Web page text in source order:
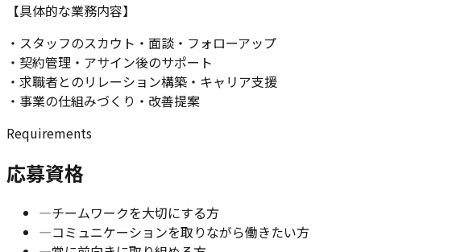
【具体的な業務内容】
・ スタッフのスカウト・面談・フォローアップ
・ 契約管理・アサイン後のサポート
・ 求職者とのリレーション構築・キャリア支援
・ 事業の仕組みづくり・改善提案
Requirements
応募資格
—チームワークを大切にする方
—コミュニケーションを取りながら働きたい方